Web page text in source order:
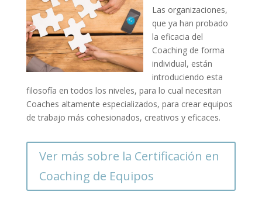
Las organizaciones,
que ya han probado
la eficacia del
Coaching de forma
individual, están
introduciendo esta
filosofía en todos los niveles, para lo cual necesitan
Coaches altamente especializados, para crear equipos
de trabajo más cohesionados, creativos y eficaces.
Ver más sobre la Certificación en
Coaching de Equipos